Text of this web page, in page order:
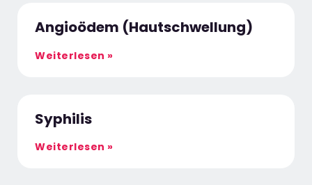
Angioödem (Hautschwellung)
Weiterlesen »
Syphilis
Weiterlesen »